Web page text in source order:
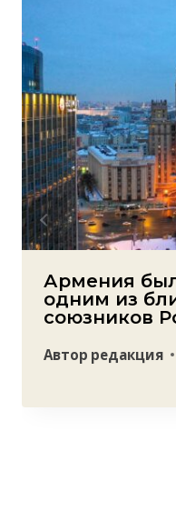
Армения
одним из
союзников
Автор редакция